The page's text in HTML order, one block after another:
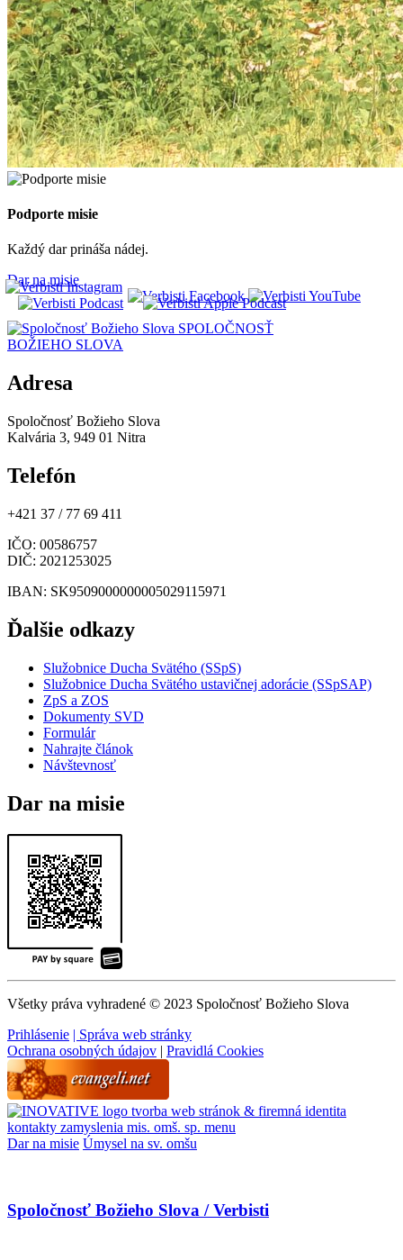
Podporte misie
Každý dar prináša nádej.
Dar na misie
SPOLOČNOSŤ
BOŽIEHO SLOVA
Adresa
Spoločnosť Božieho Slova
Kalvária 3, 949 01 Nitra
Telefón
+421 37 / 77 69 411
IČO: 00586757
DIČ: 2021253025
IBAN: SK9509000000005029115971
Ďalšie odkazy
Služobnice Ducha Svätého (SSpS)
Služobnice Ducha Svätého ustavičnej adorácie (SSpSAP)
ZpS a ZOS
Dokumenty SVD
Formulár
Nahrajte článok
Návštevnosť
Dar na misie
Všetky práva vyhradené © 2023 Spoločnosť Božieho Slova
Prihlásenie | Správa web stránky
Ochrana osobných údajov | Pravidlá Cookies
tvorba web stránok & firemná identita
kontakty zamyslenia mis. omš. sp. menu
Dar na misie Úmysel na sv. omšu
Spoločnosť Božieho Slova / Verbisti